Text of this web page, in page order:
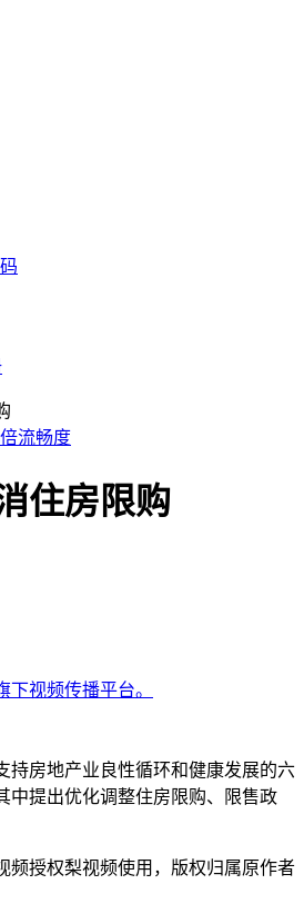
流畅度
住房限购
下视频传播平台。
持房地产业良性循环和健康发展的六
中提出优化调整住房限购、限售政
频授权梨视频使用，版权归属原作者